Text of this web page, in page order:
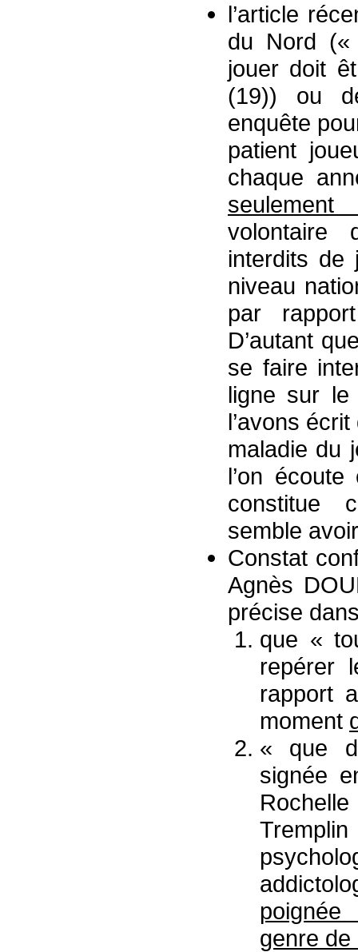
l’article
du Nord («
jouer doit
(19)) ou
enquête
patient
chaque
volontaire
interdits de
niveau
par
D’autant
se faire
ligne sur le
l’avons
maladie du
l’on
constitue
semble
Constat
Agnès
précise
que «
repérer
rapport
moment
« que
signée
genre